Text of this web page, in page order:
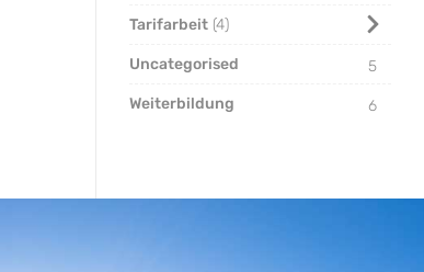
Tarifarbeit 4
Uncategorised
5
Weiterbildung
6